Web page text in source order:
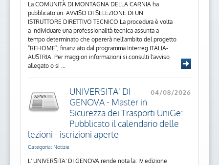
La COMUNITÀ DI MONTAGNA DELLA CARNIA ha
pubblicato un: AVVISO DI SELEZIONE DI UN
ISTRUTTORE DIRETTIVO TECNICO La procedura è volta
a individuare una professionalità tecnica assunta a
tempo determinato che opererà nell'ambito del progetto
"REHOME", finanziato dal programma Interreg ITALIA-
AUSTRIA. Per maggiori informazioni si consulti l'avviso
allegato o si ...
04/08/2026
UNIVERSITA' DI
GENOVA - Master in
Sicurezza dei Trasporti UniGe:
Pubblicato il calendario delle
lezioni - iscrizioni aperte
Categoria: Notizie
L' UNIVERSITA' DI GENOVA rende nota la: IV edizione